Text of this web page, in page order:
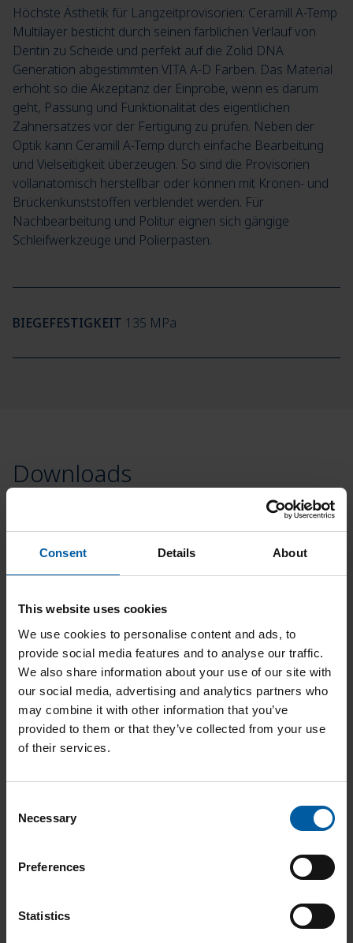
Consent Details About
This website uses cookies
We use cookies to personalise content and ads, to
provide social media features and to analyse our traffic.
We also share information about your use of our site with
our social media, advertising and analytics partners who
may combine it with other information that you’ve
provided to them or that they’ve collected from your use
of their services.
Selection
Necessary
Preferences
Statistics
Höchste Ästhetik für Langzeitprovisorien: Ceramill A-Temp
Multilayer besticht durch seinen farblichen Verlauf von
Dentin zu Scheide und perfekt auf die Zolid DNA
Generation abgestimmten VITA A-D Farben. Das Material
erhöht so die Akzeptanz der Einprobe, wenn es darum
geht, Passung und Funktionalität des eigentlichen
Zahnersatzes vor der Fertigung zu prüfen. Neben der
Optik kann Ceramill A-Temp durch einfache Bearbeitung
und Vielseitigkeit überzeugen. So sind die Provisorien
vollanatomisch herstellbar oder können mit Kronen- und
Brückenkunststoffen verblendet werden. Für
Nachbearbeitung und Politur eignen sich gängige
Schleifwerkzeuge und Polierpasten.
BIEGEFESTIGKEIT 135 MPa
Downloads
Produktkatalog
Broschüren
Anleitungen
Anwenderfälle